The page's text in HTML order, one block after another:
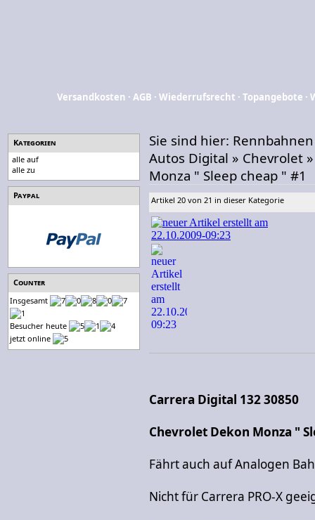
Versandkosten ·AGB ·Wiederrufsrecht ·Topangebote ·
Kategorien
alle auf
alle zu
Paypal
Counter
Insgesamt
Besucher heute
jetzt online
Sie sind hier: Rennbahnen
Autos Digital » Chevrolet
Monza " Sleep cheap " #1
Artikel 20 von 21 in dieser Kategorie
Carrera Digital 132 30850
Chevrolet Dekon Monza "
Fährt auch auf Analogen
Nicht für Carrera PRO-X